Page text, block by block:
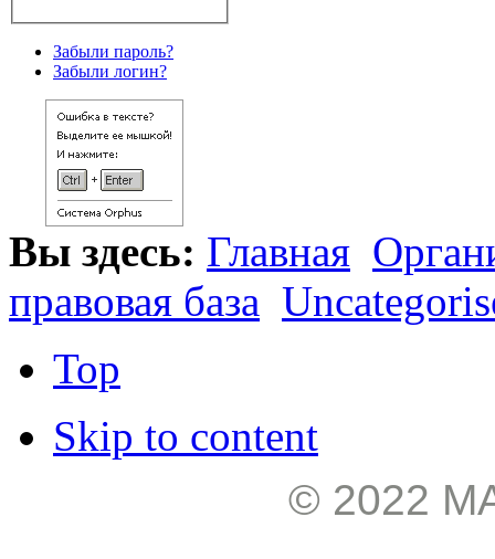
Забыли пароль?
Забыли логин?
Вы здесь: Главная
правовая база
Top
Skip to content
© 2022